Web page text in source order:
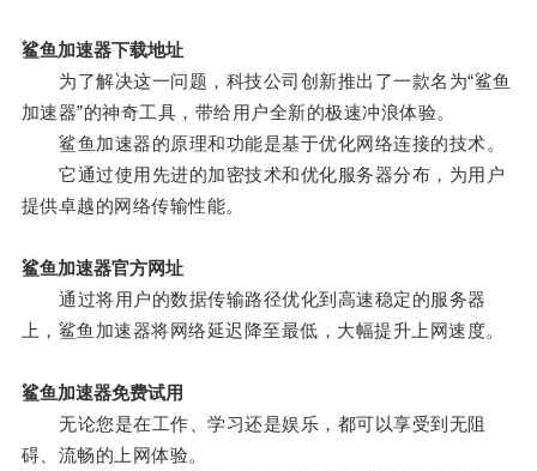
鲨鱼加速器下载地址
为了解决这一问题，科技公司创新推出了一款名为“鲨鱼
加速器”的神奇工具，带给用户全新的极速冲浪体验。
鲨鱼加速器的原理和功能是基于优化网络连接的技术。
它通过使用先进的加密技术和优化服务器分布，为用户
提供卓越的网络传输性能。
鲨鱼加速器官方网址
通过将用户的数据传输路径优化到高速稳定的服务器
上，鲨鱼加速器将网络延迟降至最低，大幅提升上网速度。
鲨鱼加速器免费试用
无论您是在工作、学习还是娱乐，都可以享受到无阻
碍、流畅的上网体验。